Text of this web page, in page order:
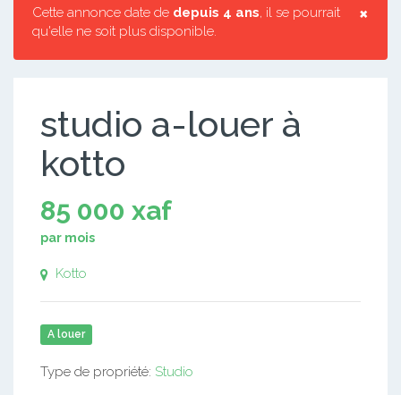
×
Cette annonce date de depuis 4 ans, il se pourrait
qu'elle ne soit plus disponible.
studio a-louer à
kotto
85 000 xaf
par mois
Kotto
A louer
Type de propriété: Studio